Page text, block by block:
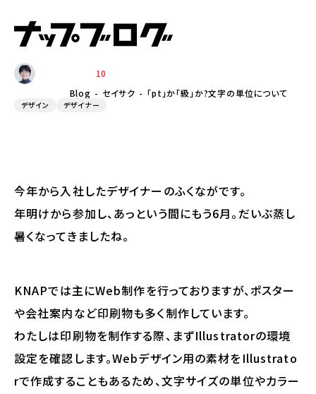
Blog セイサク 「pt」か「級」か?文字の単位について
「pt」か「級」か?文字の単位について
10
デザイン デザイナー
今年から入社したデザイナーのふくながです。
年明けから参加し、あっという間にもう6月。だいぶ蒸し
暑くなってきましたね。
KNAPでは主にWeb制作を行っておりますが、ポスター
や会社案内など印刷物も多く制作しています。
わたしは印刷物を制作する際、まずIllustratorの環境
設定を確認します。Webデザイン用の素材をIllustrato
rで作成することもあるため、文字サイズの単位やカラー